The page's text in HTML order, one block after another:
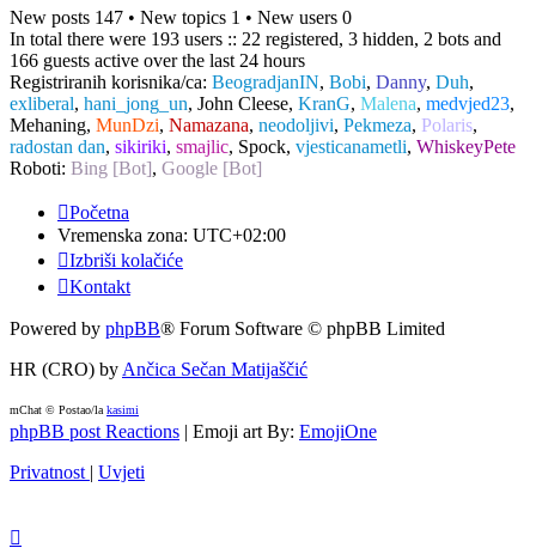
New posts 147 • New topics 1 • New users 0
In total there were 193 users :: 22 registered, 3 hidden, 2 bots and
166 guests active over the last 24 hours
Registriranih korisnika/ca: BeogradjanIN, Bobi, Danny, Duh,
exliberal, hani_jong_un, John Cleese, KranG, Malena, medvjed23,
Mehaning, MunDzi, Namazana, neodoljivi, Pekmeza, Polaris,
radostan dan, sikiriki, smajlic, Spock, vjesticanametli, WhiskeyPete
Roboti: Bing [Bot], Google [Bot]
Početna
Vremenska zona: UTC+02:00
Izbriši kolačiće
Kontakt
Powered by phpBB® Forum Software © phpBB Limited
HR (CRO) by Ančica Sečan Matijaščić
mChat © Postao/la kasimi
phpBB post Reactions | Emoji art By: EmojiOne
Privatnost | Uvjeti